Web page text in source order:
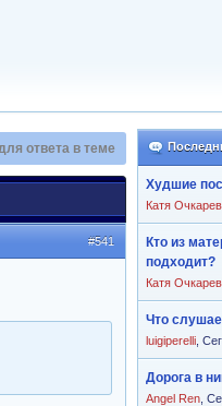
Худшие
Катя
Кто из
подходит?
Катя
Что
luigiperelli
Дорога в
Angel Ren
ответа в теме
#541